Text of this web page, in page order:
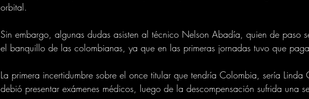
orbital.
Sin embargo, algunas dudas asisten al técnico Nelson Abadía, quien de paso
el banquillo de las colombianas, ya que en las primeras jornadas tuvo que
La primera incertidumbre sobre el once titular que tendría Colombia, sería Linda
debió presentar exámenes médicos, luego de la descompensación sufrida una